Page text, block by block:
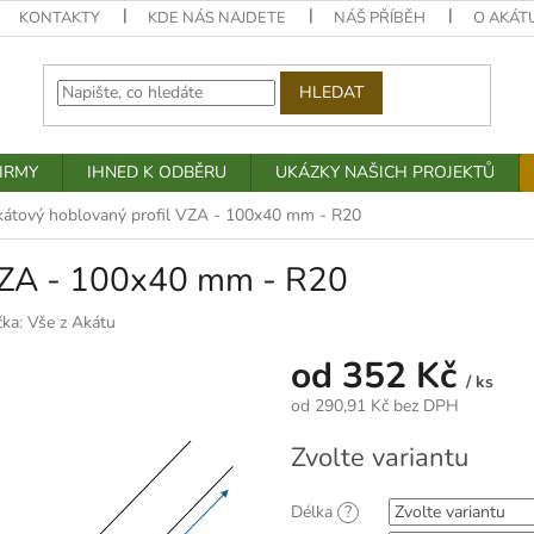
KONTAKTY KDE NÁS NAJDETE NÁŠ PŘÍBĚH O
HLEDAT
IHNED K ODBĚRU UKÁZKY NAŠICH PROJEKTŮ
hoblovaný profil VZA - 100x40 mm - R20
- 100x40 mm - R20
Vše z Akátu
od 352 Kč / ks
od 290,91 Kč bez DPH
cena:
Zvolte variantu
Délka ?